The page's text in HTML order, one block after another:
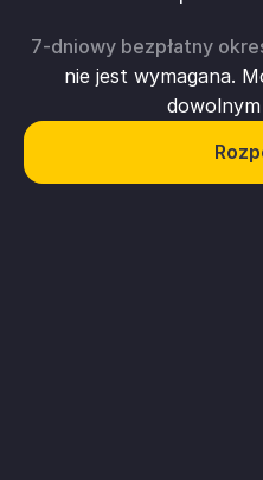
7-dniowy bezpłatny
nie jest wymagana.